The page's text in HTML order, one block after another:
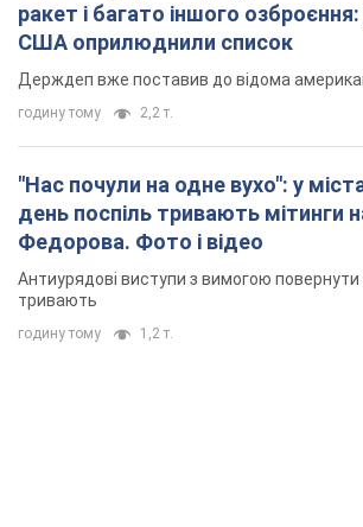
ракет і багато іншого
США оприлюднили список
Держдеп вже поставив до відома
годину тому 2,2 т.
"Нас почули на одне вухо": у
день поспіль тривають мітинги
Федорова. Фото і відео
Антиурядові виступи з вимогою
тривають
годину тому 1,2 т.